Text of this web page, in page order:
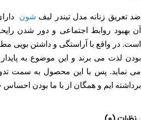
ضد تعریق زنانه مدل تیندر لیف شون
آن بهبود روابط اجتماعی و دور شدن
است. در واقع با آراستگی و داشتن بویی
بودن لذت می برند و این موضوع به
می نماید. پس با این محصول به سمت
برداشته ایم و همگان از با ما بودن